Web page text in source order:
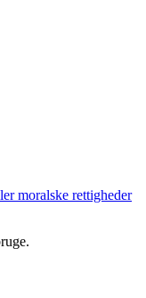
moralske rettigheder